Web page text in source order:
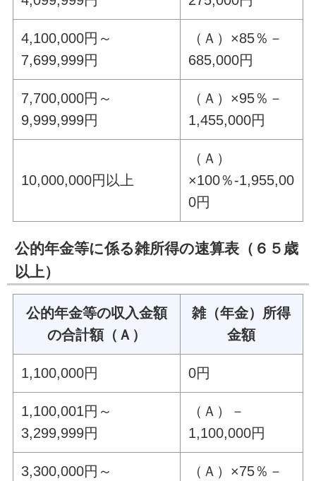
4,100,000円～
7,699,999円
（Ａ）×85％－
685,000円
7,700,000円～
9,999,999円
（Ａ）×95％－
1,455,000円
10,000,000円以上
（Ａ）
×100％-1,955,00
0円
公的年金等に係る雑所得の速算表（６５歳
以上）
公的年金等の収入金額
の合計額（Ａ）
雑（年金）所得
金額
1,100,000円 0円
1,100,001円～
3,299,999円
（Ａ）－
1,100,000円
3,300,000円～
（Ａ）×75％－